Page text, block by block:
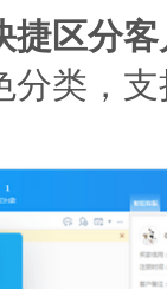
捷区分客
类，支